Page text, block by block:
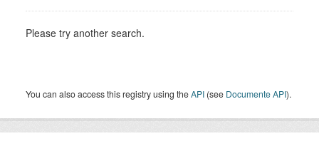
Please try another search.
You can also access this registry using theAPI (see Documente API).